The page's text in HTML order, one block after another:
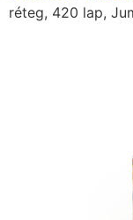
réteg, 420 lap,